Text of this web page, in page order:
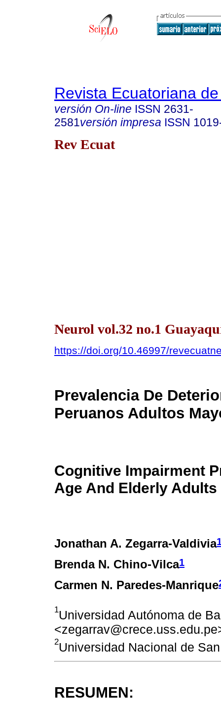
Revista Ecuatoriana
versión On-line ISSN 2631-
2581versión impresa ISSN
Rev Ecuat
Neurol vol.32 no.1
https://doi.org/10.46997/
Prevalencia De
Peruanos Adultos
Cognitive Impairment
Age And Elderly Adults
Jonathan A. Zegarra-Valdivia
Brenda N. Chino-Vilca1
Carmen N. Paredes-Manrique
1Universidad Autónoma de
2Universidad Nacional de
RESUMEN: